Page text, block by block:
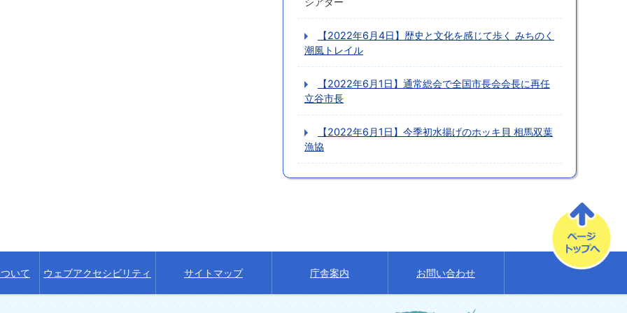
【2022年6月4日】歴史と文化を感じて歩く みちのく
潮風トレイル
【2022年6月1日】通常総会で全国市長会会長に再任
立谷市長
【2022年6月1日】今季初水揚げのホッキ貝 相馬双葉
漁協
いて ウェブアクセシビリティ サイトマップ 庁舎案内 お問い合わせ